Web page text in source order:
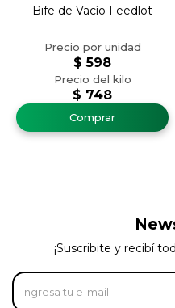
Bife de Vacío Feedlot
$ 748
$ 598
¡Suscribite y recibí